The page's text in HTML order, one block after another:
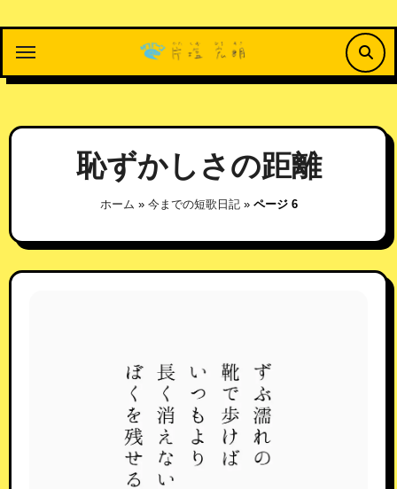
ス
ッ
恥ずかしさの距離
ホーム » 今までの短歌日記» ページ 6